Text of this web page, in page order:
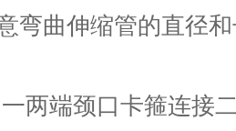
弯曲伸缩管的直径
两端颈口卡箍连接